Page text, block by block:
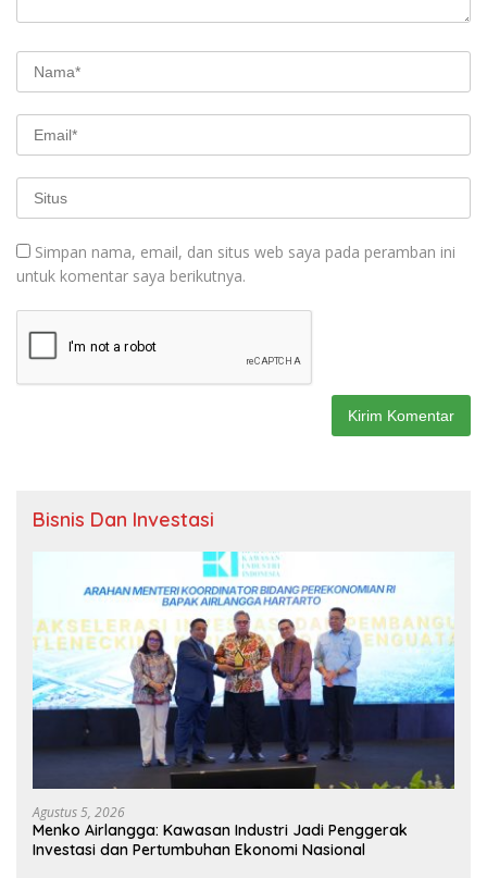
Simpan nama, email, dan situs web saya pada peramban ini
untuk komentar saya berikutnya.
Bisnis Dan Investasi
Agustus 5, 2026
Menko Airlangga: Kawasan Industri Jadi Penggerak
Investasi dan Pertumbuhan Ekonomi Nasional